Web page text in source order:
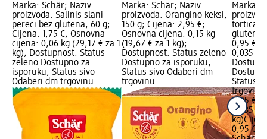
Marka: Schär; Naziv
proizvoda: Salinis slani
pereci bez glutena, 60 g;
Cijena: 1,75 €; Osnovna
cijena: 0,06 kg (29,17 € za 1
kg); Dostupnost: Status
zeleno Dostupno za
isporuku, Status sivo
Odaberi dm trgovinu
Marka: Schär; Naziv
proizvoda: Orangino keksi,
150 g; Cijena: 2,95 €;
Osnovna cijena: 0,15 kg
(19,67 € za 1 kg);
Dostupnost: Status zeleno
Dostupno za isporuku,
Status sivo Odaberi dm
trgovinu
Marka:
tortica s
glutena,
0,95 €;
0,035 kg
Status
trgovinu
0,95 €
0,035
kg)
0,95 €